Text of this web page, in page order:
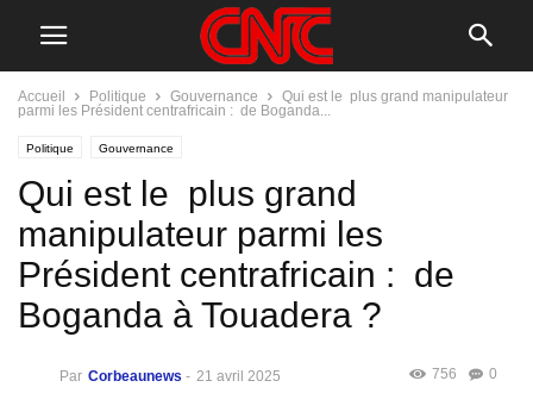
Accueil Politique Gouvernance
Qui est le plus grand manipulateur
parmi les Président centrafricain : de Boganda...
Politique Gouvernance
Qui est le plus grand
manipulateur parmi les
Président centrafricain : de
Boganda à Touadera ?
Par Corbeaunews - 21 avril 2025 0
756